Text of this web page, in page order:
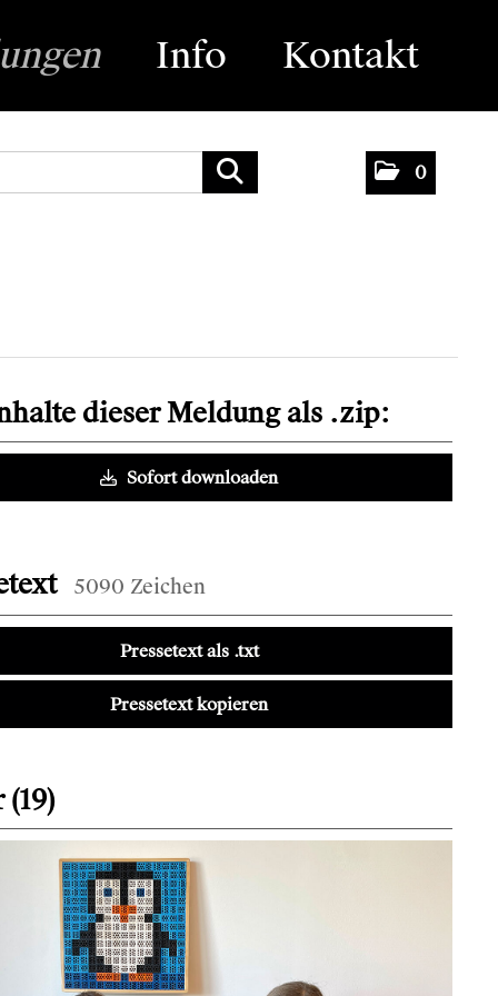
Info Kontakt
0
dieser Meldung als .zip:
Sofort downloaden
5090 Zeichen
Pressetext als .txt
Pressetext kopieren